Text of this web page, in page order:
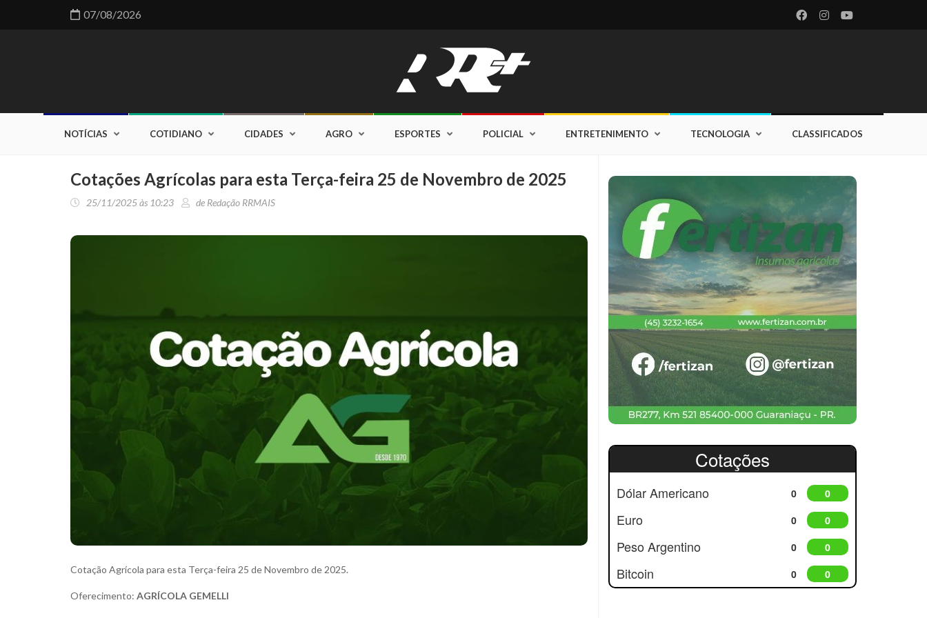
07/08/2026
NOTÍCIAS COTIDIANO CIDADES AGRO ESPORTES POLICIAL ENTRETENIMENTO TECNOLOGIA CLASSIFICADOS
Cotações Agrícolas para esta Terça-feira 25 de Novembro de 2025
25/11/2025 às 10:23 de Redação RRMAIS
Cotação Agrícola para esta Terça-feira 25 de Novembro de 2025.
Oferecimento: AGRÍCOLA GEMELLI
Cotações
Dólar Americano 0 0
Euro 0 0
Peso Argentino 0 0
Bitcoin 0 0